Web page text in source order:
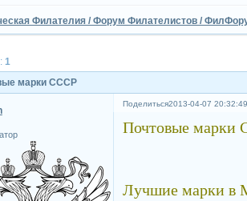
Филателия / Форум Филателистов /
марки СССР
1
Поделиться2013-04-07 20:32:49
Почтовые марки
Лучшие марки в